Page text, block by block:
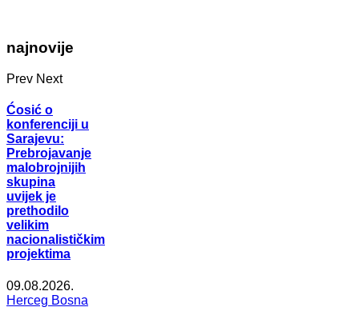
najnovije
Prev Next
Ćosić o
konferenciji u
Sarajevu:
Prebrojavanje
malobrojnijih
skupina
uvijek je
prethodilo
velikim
nacionalističkim
projektima
09.08.2026.
Herceg Bosna